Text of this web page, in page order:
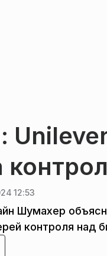
12:53
Шумахер
контроля над